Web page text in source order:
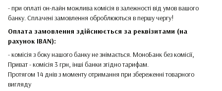
- при оплаті он-лайн можлива комісія в залежності від умов вашого
банку. Сплачені замовлення оброблюються в першу чергу!
Оплата замовлення здійснюється за реквізитами (на
рахунок IBAN):
- комісія з боку нашого банку не знімається. МоноБанк без комісії,
Приват - комісія 3 грн, інші банки згідно тарифам.
Протягом 14 днів з моменту отримання при збереженні товарного
вигляду